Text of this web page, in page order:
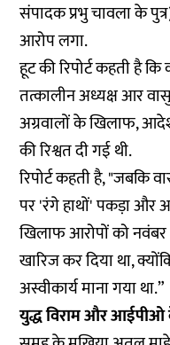
संपादक प्रभु चावला के
आरोप लगा.
हूट की रिपोर्ट कहती है
तत्कालीन अध्यक्ष आर
अग्रवालों के खिलाफ,
की रिश्वत दी गई थी.
रिपोर्ट कहती है, "जबकि
पर 'रंगे हाथों' पकड़ा और
खिलाफ आरोपों को नवंबर
खारिज कर दिया था,
अस्वीकार्य माना गया था.”
युद्ध विराम और आईपीओ